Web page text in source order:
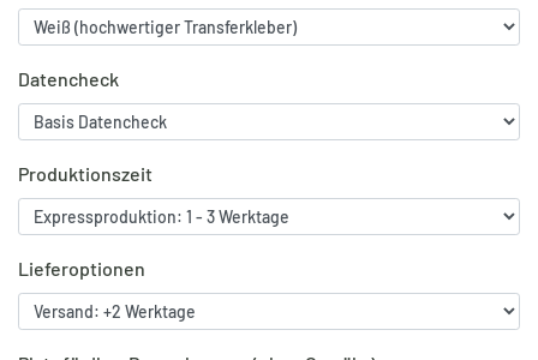
Datencheck
Produktionszeit
Lieferoptionen